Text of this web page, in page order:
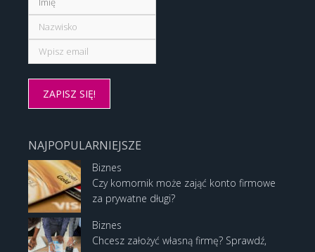
NAJPOPULARNIEJSZE
Biznes
Czy komornik może zająć konto firmowe
za prywatne długi?
Biznes
Chcesz założyć własną firmę? Sprawdź,